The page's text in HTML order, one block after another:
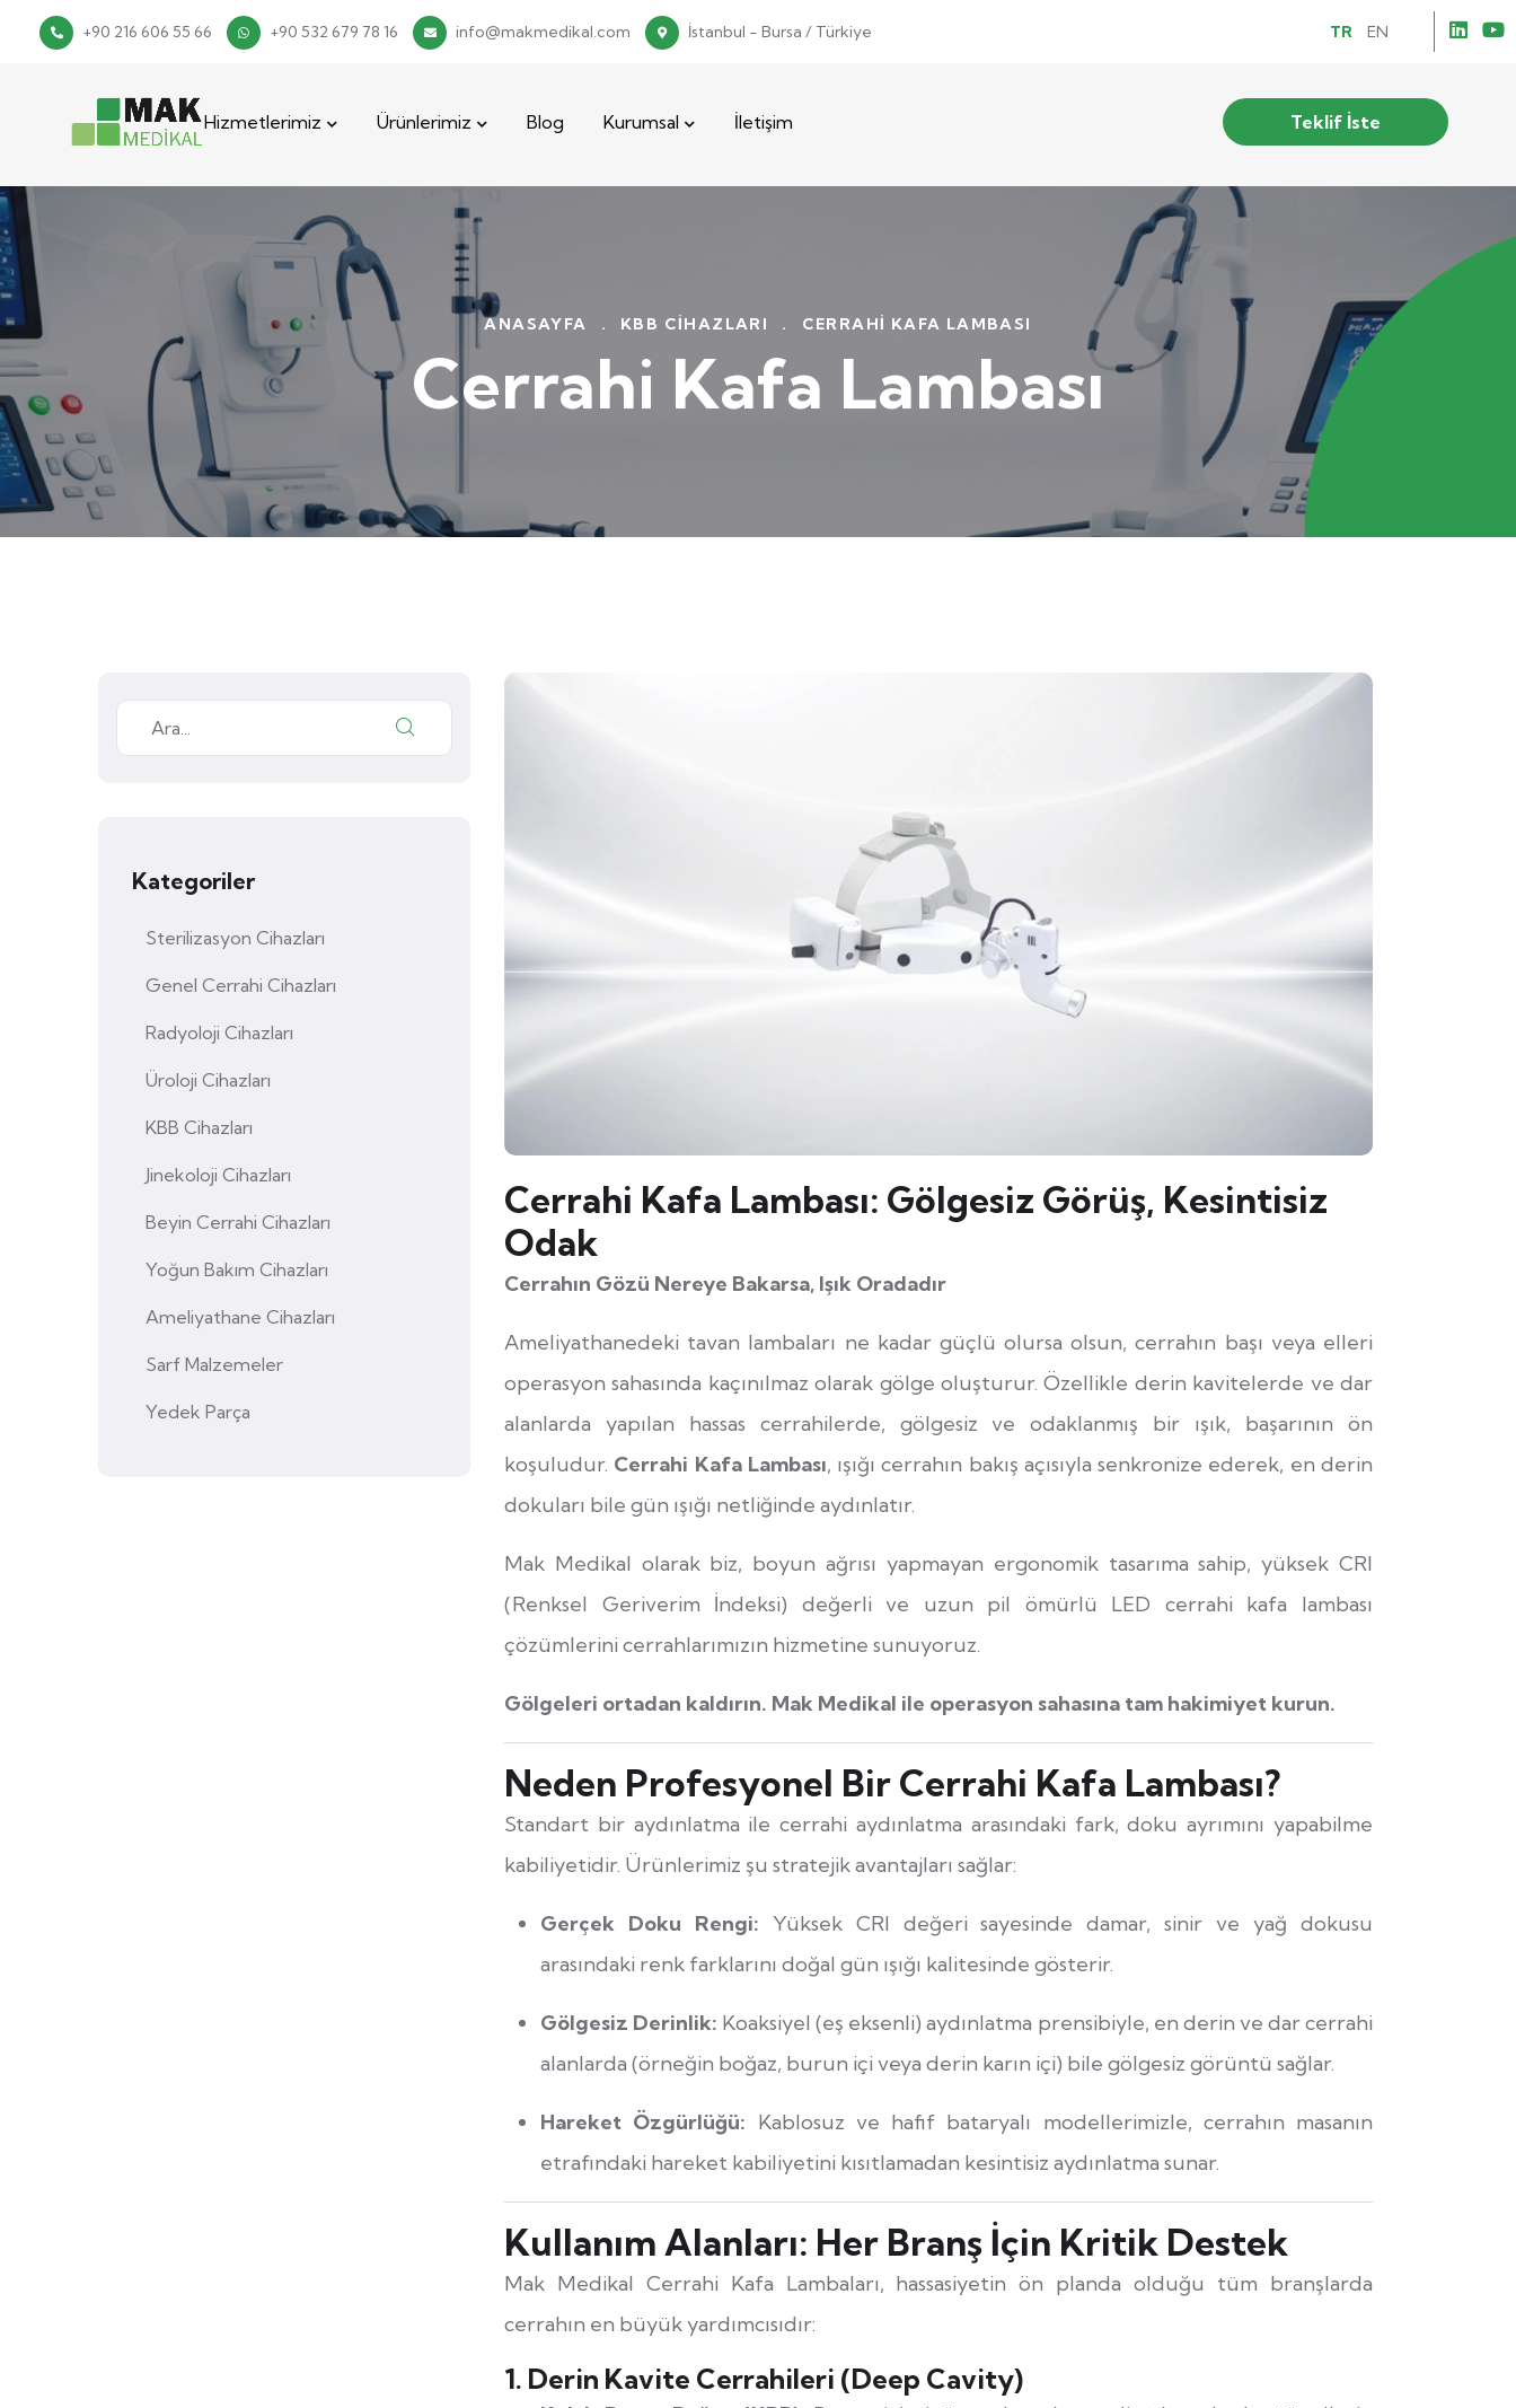
+90 216 606 55 66 +90 532 679 78 16 info@makmedikal.com İstanbul - Bursa / Türkiye TR EN
Hizmetlerimiz Ürünlerimiz Blog Kurumsal İletişim Teklif İste
ANASAYFA . KBB CIHAZLARI . CERRAHI KAFA LAMBASI
Cerrahi Kafa Lambası
Kategoriler
Sterilizasyon Cihazları
Genel Cerrahi Cihazları
Radyoloji Cihazları
Üroloji Cihazları
KBB Cihazları
Jinekoloji Cihazları
Beyin Cerrahi Cihazları
Yoğun Bakım Cihazları
Ameliyathane Cihazları
Sarf Malzemeler
Yedek Parça
Cerrahi Kafa Lambası: Gölgesiz Görüş, Kesintisiz
Odak
Cerrahın Gözü Nereye Bakarsa, Işık Oradadır
Ameliyathanedeki tavan lambaları ne kadar güçlü olursa olsun, cerrahın başı veya elleri
operasyon sahasında kaçınılmaz olarak gölge oluşturur. Özellikle derin kavitelerde ve dar
alanlarda yapılan hassas cerrahilerde, gölgesiz ve odaklanmış bir ışık, başarının ön
koşuludur. Cerrahi Kafa Lambası, ışığı cerrahın bakış açısıyla senkronize ederek, en derin
dokuları bile gün ışığı netliğinde aydınlatır.
Mak Medikal olarak biz, boyun ağrısı yapmayan ergonomik tasarıma sahip, yüksek CRI
(Renksel Geriverim İndeksi) değerli ve uzun pil ömürlü LED cerrahi kafa lambası
çözümlerini cerrahlarımızın hizmetine sunuyoruz.
Gölgeleri ortadan kaldırın. Mak Medikal ile operasyon sahasına tam hakimiyet kurun.
Neden Profesyonel Bir Cerrahi Kafa Lambası?
Standart bir aydınlatma ile cerrahi aydınlatma arasındaki fark, doku ayrımını yapabilme
kabiliyetidir. Ürünlerimiz şu stratejik avantajları sağlar:
Gerçek Doku Rengi: Yüksek CRI değeri sayesinde damar, sinir ve yağ dokusu
arasındaki renk farklarını doğal gün ışığı kalitesinde gösterir.
Gölgesiz Derinlik: Koaksiyel (eş eksenli) aydınlatma prensibiyle, en derin ve dar cerrahi
alanlarda (örneğin boğaz, burun içi veya derin karın içi) bile gölgesiz görüntü sağlar.
Hareket Özgürlüğü: Kablosuz ve hafif bataryalı modellerimizle, cerrahın masanın
etrafındaki hareket kabiliyetini kısıtlamadan kesintisiz aydınlatma sunar.
Kullanım Alanları: Her Branş İçin Kritik Destek
Mak Medikal Cerrahi Kafa Lambaları, hassasiyetin ön planda olduğu tüm branşlarda
cerrahın en büyük yardımcısıdır:
1. Derin Kavite Cerrahileri (Deep Cavity)